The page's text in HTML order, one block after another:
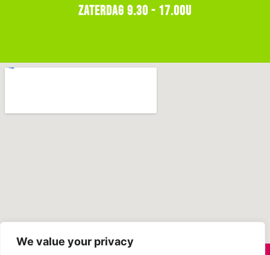
We value your privacy
Zaterdag 9.30 - 17.o0u